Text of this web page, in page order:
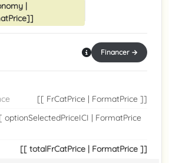
|
Financer →
[[ FrCatPrice | FormatPrice ]]
optionSelectedPriceICI | FormatPrice
[[ totalFrCatPrice | FormatPrice ]]